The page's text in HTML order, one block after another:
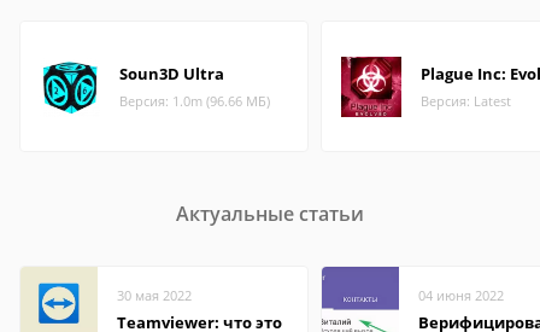
Soun3D Ultra
Версия: 1.0m (96.66 МБ)
Plague Inc:
Версия: Latest
Актуальные статьи
30 мая 2022
Teamviewer: что это
04 июня 2022